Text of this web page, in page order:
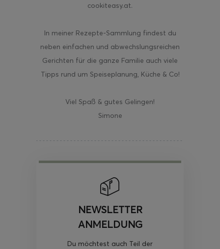
cookiteasy.at.
In meiner Rezepte-Sammlung findest du
neben einfachen und abwechslungsreichen
Gerichten für die ganze Familie auch viele
Tipps rund um Speiseplanung, Küche & Co!
Viel Spaß & gutes Gelingen!
Simone
NEWSLETTER
ANMELDUNG
Du möchtest auch Teil der